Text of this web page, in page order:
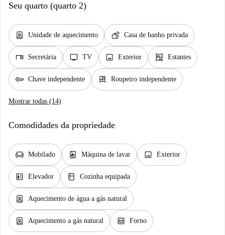
Seu quarto (quarto 2)
water_heater Unidade de aquecimento soap Casa de banho privada
desk Secretária tv TV image Exterior shelves Estantes
key Chave independente dresser Roupeiro independente
Mostrar todas (14)
Comodidades da propriedade
chair Mobilado local_laundry_service Máquina de lavar image Exterior
elevator Elevador kitchen Cozinha equipada
water_heater Aquecimento de água a gás natural
water_heater Aquecimento a gás natural oven_gen Forno